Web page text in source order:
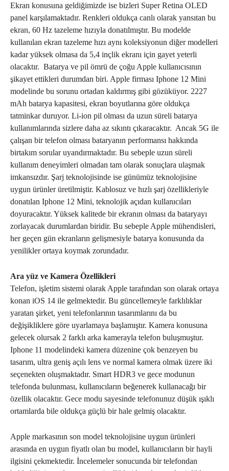
Ekran konusuna geldiğimizde ise bizleri Super Retina OLED
panel karşılamaktadır. Renkleri oldukça canlı olarak yansıtan bu
ekran, 60 Hz tazeleme hızıyla donatılmıştır. Bu modelde
kullanılan ekran tazeleme hızı aynı koleksiyonun diğer modelleri
kadar yüksek olmasa da 5,4 inçlik ekranı için gayet yeterli
olacaktır. Batarya ve pil ömrü de çoğu Apple kullanıcısının
şikayet ettikleri durumdan biri. Apple firması Iphone 12 Mini
modelinde bu sorunu ortadan kaldırmış gibi gözüküyor. 2227
mAh batarya kapasitesi, ekran boyutlarına göre oldukça
tatminkar duruyor. Li-ion pil olması da uzun süreli batarya
kullanımlarında sizlere daha az sıkıntı çıkaracaktır. Ancak 5G ile
çalışan bir telefon olması bataryanın performansı hakkında
birtakım sorular uyandırmaktadır. Bu sebeple uzun süreli
kullanım deneyimleri olmadan tam olarak sonuçlara ulaşmak
imkansızdır. Şarj teknolojisinde ise günümüz teknolojisine
uygun ürünler üretilmiştir. Kablosuz ve hızlı şarj özellikleriyle
donatılan Iphone 12 Mini, teknolojik açıdan kullanıcıları
doyuracaktır. Yüksek kalitede bir ekranın olması da bataryayı
zorlayacak durumlardan biridir. Bu sebeple Apple mühendisleri,
her geçen gün ekranların gelişmesiyle batarya konusunda da
yenilikler ortaya koymak zorundadır.
Ara yüz ve Kamera Özellikleri
Telefon, işletim sistemi olarak Apple tarafından son olarak ortaya
konan iOS 14 ile gelmektedir. Bu güncellemeyle farklılıklar
yaratan şirket, yeni telefonlarının tasarımlarını da bu
değişikliklere göre uyarlamaya başlamıştır. Kamera konusuna
gelecek olursak 2 farklı arka kamerayla telefon buluşmuştur.
Iphone 11 modelindeki kamera düzenine çok benzeyen bu
tasarım, ultra geniş açılı lens ve normal kamera olmak üzere iki
seçenekten oluşmaktadır. Smart HDR3 ve gece modunun
telefonda bulunması, kullanıcıların beğenerek kullanacağı bir
özellik olacaktır. Gece modu sayesinde telefonunuz düşük ışıklı
ortamlarda bile oldukça güçlü bir hale gelmiş olacaktır.
Apple markasının son model teknolojisine uygun ürünleri
arasında en uygun fiyatlı olan bu model, kullanıcıların bir hayli
ilgisini çekmektedir. İncelemeler sonucunda bir telefondan